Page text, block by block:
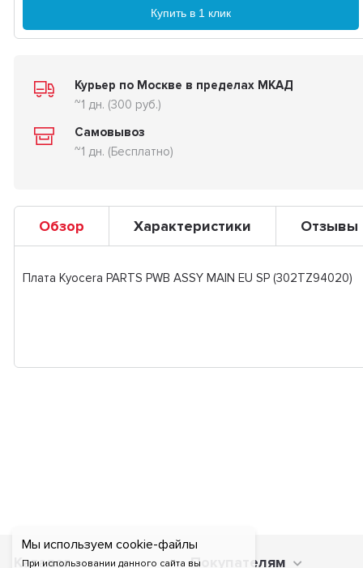
Мы используем cookie-файлы
При использовании данного сайта вы
Купить в 1 клик
Курьер по Москве в пределах МКАД
~1 дн. (300 руб.)
Самовывоз
~1 дн. (Бесплатно)
Обзор Характеристики Отзывы
Плата Kyocera PARTS PWB ASSY MAIN EU SP (302TZ94020)
Каталог Покупателям